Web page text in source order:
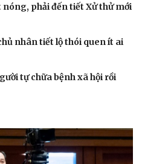
phải đến tiết Xử thử mới
nhân tiết lộ thói quen ít ai
tự chữa bệnh xã hội rồi